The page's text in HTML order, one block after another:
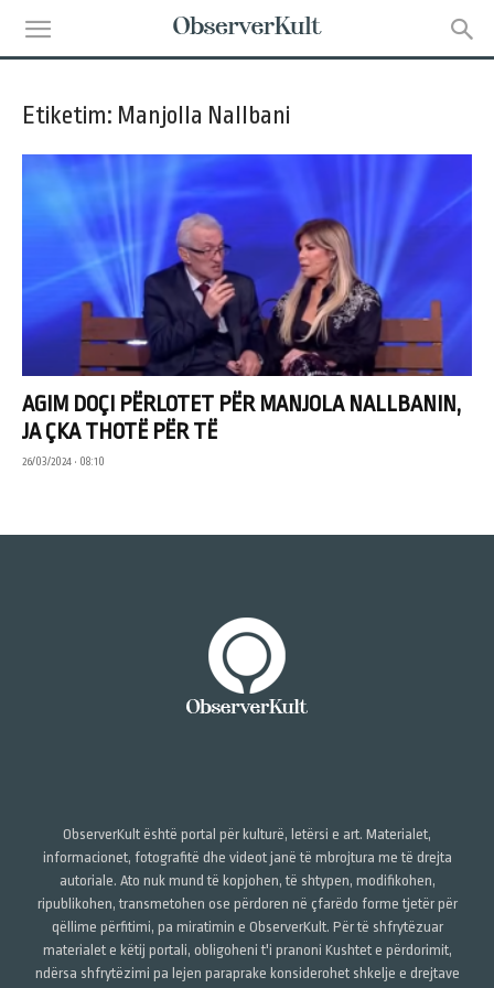
Etiketim: Manjolla Nallbani
AGIM DOÇI PËRLOTET PËR MANJOLA NALLBANIN,
JA ÇKA THOTË PËR TË
26/03/2024 • 08:10
ObserverKult është portal për kulturë, letërsi e art. Materialet,
informacionet, fotografitë dhe videot janë të mbrojtura me të drejta
autoriale. Ato nuk mund të kopjohen, të shtypen, modifikohen,
ripublikohen, transmetohen ose përdoren në çfarëdo forme tjetër për
qëllime përfitimi, pa miratimin e ObserverKult. Për të shfrytëzuar
materialet e këtij portali, obligoheni t'i pranoni Kushtet e përdorimit,
ndërsa shfrytëzimi pa lejen paraprake konsiderohet shkelje e drejtave